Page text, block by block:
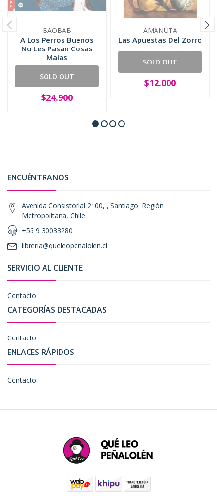
BAOBAB
A Los Perros Buenos
No Les Pasan Cosas
Malas
SOLD OUT
$24.900
AMANUTA
Las Apuestas Del Zorro
SOLD OUT
$12.000
ENCUÉNTRANOS
Avenida Consistorial 2100, , Santiago, Región
Metropolitana, Chile
+56 9 30033280
libreria@queleopenalolen.cl
SERVICIO AL CLIENTE
Contacto
CATEGORÍAS DESTACADAS
Contacto
ENLACES RÁPIDOS
Contacto